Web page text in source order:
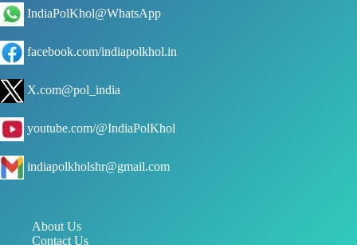
IndiaPolKhol@WhatsApp
facebook.com/indiapolkhol.in
X.com@pol_india
youtube.com/@IndiaPolKhol
indiapolkholshr@gmail.com
About Us
Contact Us